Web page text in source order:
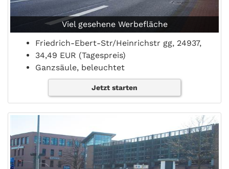
Viel gesehene Werbefläche
Friedrich-Ebert-Str/Heinrichstr gg, 24937,
34,49 EUR (Tagespreis)
Ganzsäule, beleuchtet
Jetzt starten